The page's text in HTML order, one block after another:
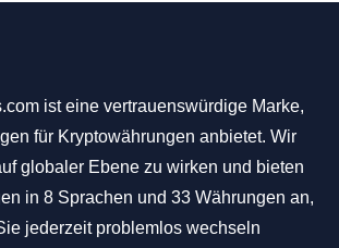
ist eine vertrauenswürdige Marke,
für Kryptowährungen anbietet. Wir
globaler Ebene zu wirken und bieten
in 8 Sprachen und 33 Währungen an,
jederzeit problemlos wechseln